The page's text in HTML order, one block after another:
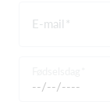
E-mail